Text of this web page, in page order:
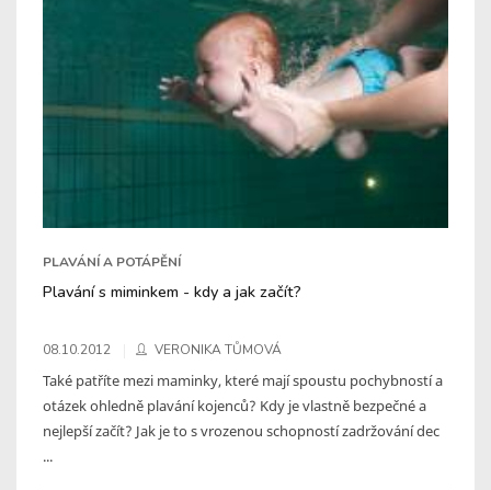
PLAVÁNÍ A POTÁPĚNÍ
Plavání s miminkem - kdy a jak začít?
08.10.2012 VERONIKA TŮMOVÁ
Také patříte mezi maminky, které mají spoustu pochybností a
otázek ohledně plavání kojenců? Kdy je vlastně bezpečné a
nejlepší začít? Jak je to s vrozenou schopností zadržování dec
...